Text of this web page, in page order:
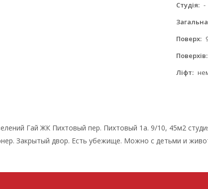
Студія: -
Поверх:
Поверхів:
Ліфт:
Гай ЖК Пихтовый пер. Пихтовый 1а. 9/10, 45м2
Закрытый двор. Есть убежище. Можно с детьми и